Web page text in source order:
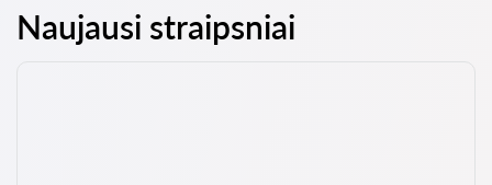
Naujausi straipsniai